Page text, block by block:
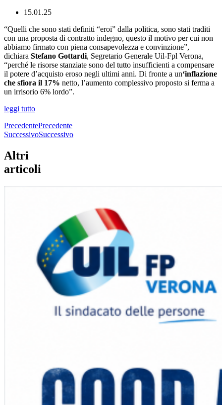
15.01.25
“Quelli che sono stati definiti “eroi” dalla politica, sono stati traditi
con una proposta di contratto indegno, questo il motivo per cui non
abbiamo firmato con piena consapevolezza e convinzione”,
dichiara Stefano Gottardi, Segretario Generale Uil-Fpl Verona,
“perché le risorse stanziate sono del tutto insufficienti a compensare
il potere d’acquisto eroso negli ultimi anni. Di fronte a un‘inflazione
che sfiora il 17% netto, l’aumento complessivo proposto si ferma a
un irrisorio 6% lordo”.
leggi tutto
PrecedentePrecedente
SuccessivoSuccessivo
Altri
articoli